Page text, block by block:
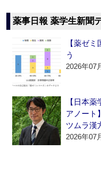
薬事日報 薬学生新聞
【薬ゼ
う
2026年07
【日本
アノート
ツムラ漢
2026年07